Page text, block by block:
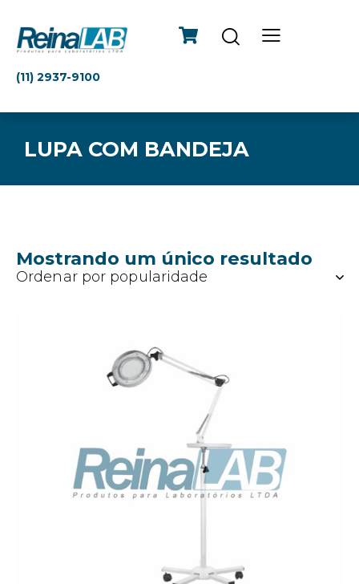
(11) 2937-9100
LUPA COM BANDEJA
Mostrando um único resultado